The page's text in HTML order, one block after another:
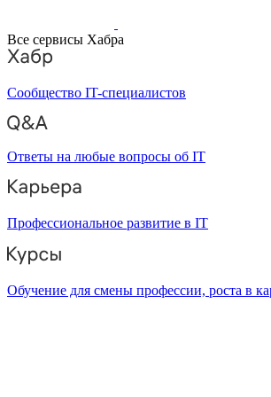
Все сервисы Хабра
Сообщество IT-специалистов
Ответы на любые вопросы об IT
Профессиональное развитие в IT
Обучение для смены профессии, роста в